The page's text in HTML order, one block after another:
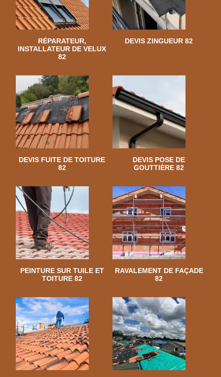
RÉPARATEUR,
INSTALLATEUR DE VELUX
82
DEVIS ZINGUEUR 82
DEVIS FUITE DE TOITURE
82
DEVIS POSE DE
GOUTTIÈRE 82
PEINTURE SUR TUILE ET
TOITURE 82
RAVALEMENT DE FAÇADE
82